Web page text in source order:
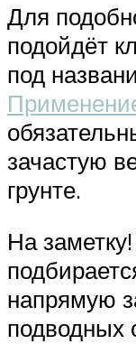
Для
подойдёт
под
зачастую
грунте.
На
напрямую
подводных